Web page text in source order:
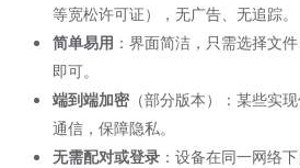
等宽松许可证），无广告、无追踪。
简单易用 ：界面简洁，只需选择文
即可。
端到端加密 （部分版本）：某些实
通信，保障隐私。
无需配对或登录 ：设备在同一网络